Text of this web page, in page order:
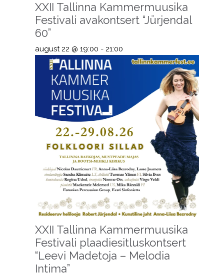
XXII Tallinna Kammermuusika
Festivali avakontsert “Jürjendal
60”
august 22 @ 19:00 - 21:00
XXII Tallinna Kammermuusika
Festivali plaadiesitluskontsert
“Leevi Madetoja – Melodia
Intima”